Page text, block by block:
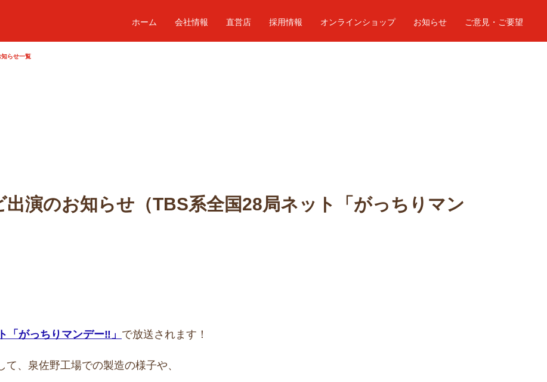
知らせ一覧
ホーム 会社情報 直営店 採用情報 オンラインショップ お知らせ ご意見・ご要望
出演のお知らせ（TBS系全国28局ネット「がっちりマン
「がっちりマンデー‼」 で放送されます！
、泉佐野工場での製造の様子や、